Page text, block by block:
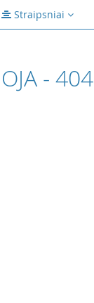
Straipsniai
- 404